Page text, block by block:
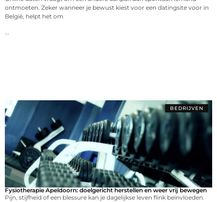
ontmoeten. Zeker wanneer je bewust kiest voor een datingsite voor in
België, helpt het om
BEDRIJVEN
Fysiotherapie Apeldoorn: doelgericht herstellen en weer vrij bewegen
Pijn, stijfheid of een blessure kan je dagelijkse leven flink beïnvloeden.